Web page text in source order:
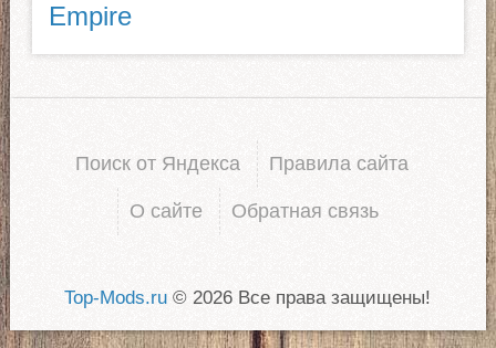
Empire
Поиск от Яндекса Правила сайта
О сайте Обратная связь
Top-Mods.ru © 2026 Все права защищены!